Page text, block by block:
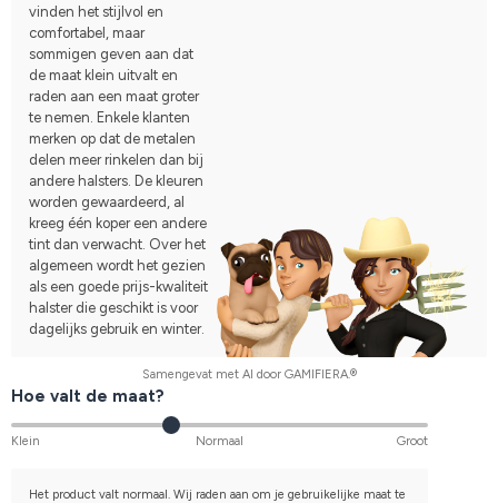
vinden het stijlvol en
comfortabel, maar
sommigen geven aan dat
de maat klein uitvalt en
raden aan een maat groter
te nemen. Enkele klanten
merken op dat de metalen
delen meer rinkelen dan bij
andere halsters. De kleuren
worden gewaardeerd, al
kreeg één koper een andere
tint dan verwacht. Over het
algemeen wordt het gezien
als een goede prijs-kwaliteit
halster die geschikt is voor
dagelijks gebruik en winter.
Samengevat met AI door GAMIFIERA.®
Hoe valt de maat?
Klein Normaal Groot
Het product valt normaal. Wij raden aan om je gebruikelijke maat te